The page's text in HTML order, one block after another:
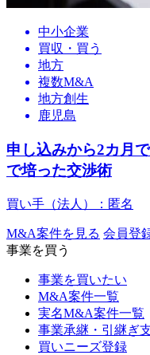
中小企業
買収・買う
地方
複数M&A
地方創生
鹿児島
申し込みから2カ月
で培った交渉術
買い手（法人）：匿名
M&A案件を見る 会員登
事業を買う
事業を買いたい
M&A案件一覧
実名M&A案件一覧
事業承継・引継ぎ
買いニーズ登録